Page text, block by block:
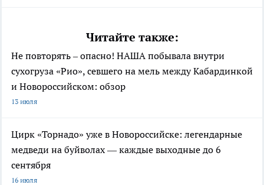
Читайте также:
Не повторять – опасно! НАША побывала внутри
сухогруза «Рио», севшего на мель между Кабардинкой
и Новороссийском: обзор
13 июля
Цирк «Торнадо» уже в Новороссийске: легендарные
медведи на буйволах — каждые выходные до 6
сентября
16 июля